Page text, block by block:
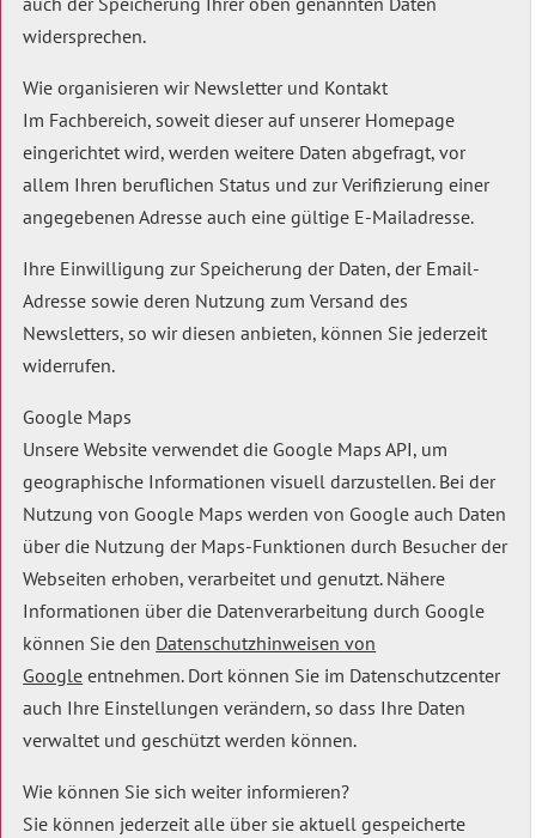
widersprechen.
Wie organisieren wir Newsletter und Kontakt
Im Fachbereich, soweit dieser auf unserer Homepage
eingerichtet wird, werden weitere Daten abgefragt, vor
allem Ihren beruflichen Status und zur Verifizierung einer
angegebenen Adresse auch eine gültige E-Mailadresse.
Ihre Einwilligung zur Speicherung der Daten, der Email-
Adresse sowie deren Nutzung zum Versand des
Newsletters, so wir diesen anbieten, können Sie jederzeit
widerrufen.
Google Maps
Unsere Website verwendet die Google Maps API, um
geographische Informationen visuell darzustellen. Bei der
Nutzung von Google Maps werden von Google auch Daten
über die Nutzung der Maps-Funktionen durch Besucher der
Webseiten erhoben, verarbeitet und genutzt. Nähere
Informationen über die Datenverarbeitung durch Google
können Sie den Datenschutzhinweisen von
Google entnehmen. Dort können Sie im Datenschutzcenter
auch Ihre Einstellungen verändern, so dass Ihre Daten
verwaltet und geschützt werden können.
Wie können Sie sich weiter informieren?
Sie können jederzeit alle über sie aktuell gespeicherte